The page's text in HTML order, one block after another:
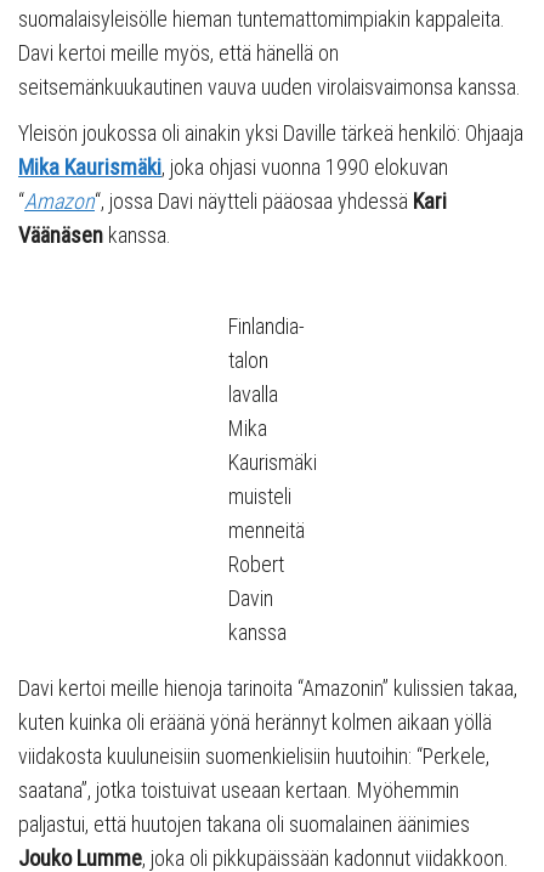
suomalaisyleisölle hieman tuntemattomimpiakin kappaleita.
Davi kertoi meille myös, että hänellä on
seitsemänkuukautinen vauva uuden virolaisvaimonsa kanssa.
Yleisön joukossa oli ainakin yksi Daville tärkeä henkilö: Ohjaaja
Mika Kaurismäki, joka ohjasi vuonna 1990 elokuvan
“Amazon“, jossa Davi näytteli pääosaa yhdessä Kari
Väänäsen kanssa.
Finlandia-
talon
lavalla
Mika
Kaurismäki
muisteli
menneitä
Robert
Davin
kanssa
Davi kertoi meille hienoja tarinoita “Amazonin” kulissien takaa,
kuten kuinka oli eräänä yönä herännyt kolmen aikaan yöllä
viidakosta kuuluneisiin suomenkielisiin huutoihin: “Perkele,
saatana”, jotka toistuivat useaan kertaan. Myöhemmin
paljastui, että huutojen takana oli suomalainen äänimies
Jouko Lumme, joka oli pikkupäissään kadonnut viidakkoon.